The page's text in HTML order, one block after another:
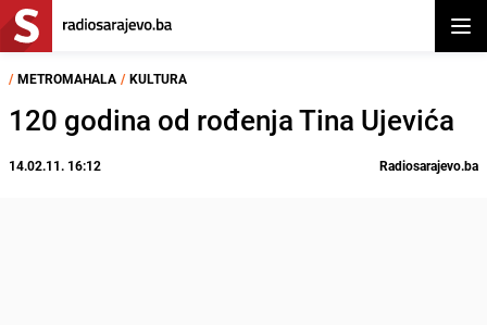
/ METROMAHALA / KULTURA
120 godina od rođenja Tina Ujevića
14.02.11. 16:12 Radiosarajevo.ba